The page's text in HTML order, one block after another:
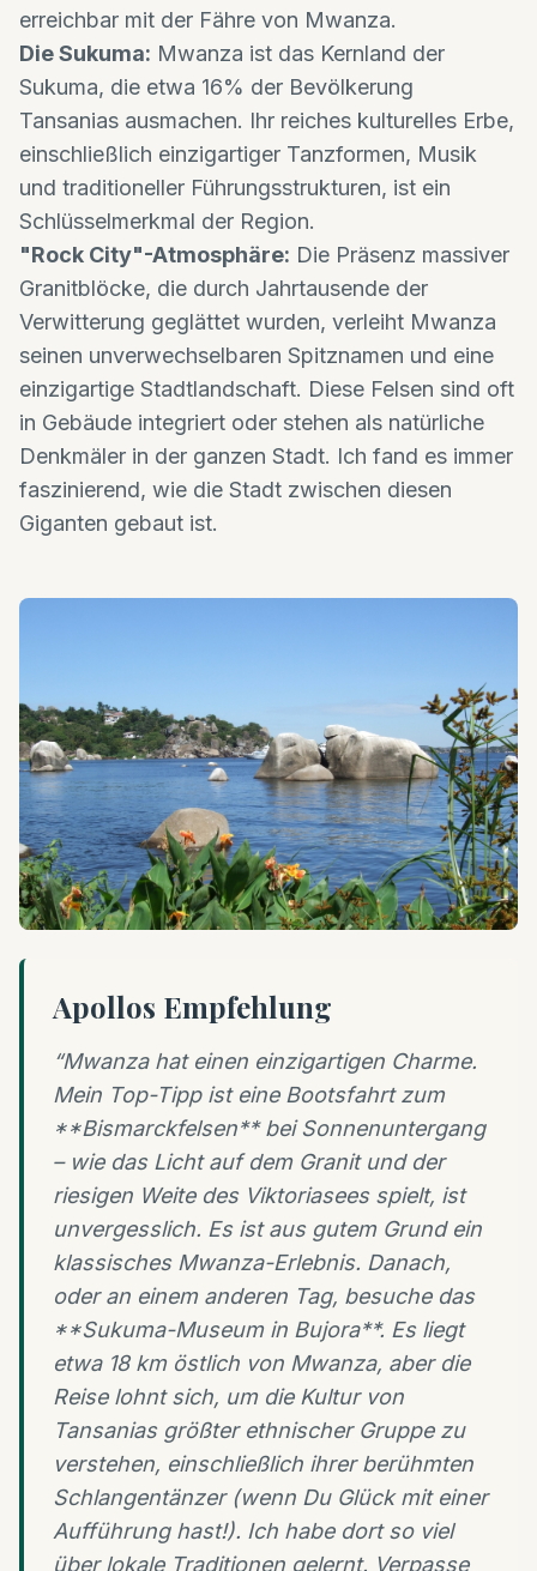
erreichbar mit der Fähre von Mwanza.
Die Sukuma: Mwanza ist das Kernland der
Sukuma, die etwa 16% der Bevölkerung
Tansanias ausmachen. Ihr reiches kulturelles Erbe,
einschließlich einzigartiger Tanzformen, Musik
und traditioneller Führungsstrukturen, ist ein
Schlüsselmerkmal der Region.
"Rock City"-Atmosphäre: Die Präsenz massiver
Granitblöcke, die durch Jahrtausende der
Verwitterung geglättet wurden, verleiht Mwanza
seinen unverwechselbaren Spitznamen und eine
einzigartige Stadtlandschaft. Diese Felsen sind oft
in Gebäude integriert oder stehen als natürliche
Denkmäler in der ganzen Stadt. Ich fand es immer
faszinierend, wie die Stadt zwischen diesen
Giganten gebaut ist.
Apollos Empfehlung
“Mwanza hat einen einzigartigen Charme.
Mein Top-Tipp ist eine Bootsfahrt zum
**Bismarckfelsen** bei Sonnenuntergang
– wie das Licht auf dem Granit und der
riesigen Weite des Viktoriasees spielt, ist
unvergesslich. Es ist aus gutem Grund ein
klassisches Mwanza-Erlebnis. Danach,
oder an einem anderen Tag, besuche das
**Sukuma-Museum in Bujora**. Es liegt
etwa 18 km östlich von Mwanza, aber die
Reise lohnt sich, um die Kultur von
Tansanias größter ethnischer Gruppe zu
verstehen, einschließlich ihrer berühmten
Schlangentänzer (wenn Du Glück mit einer
Aufführung hast!). Ich habe dort so viel
über lokale Traditionen gelernt. Verpasse